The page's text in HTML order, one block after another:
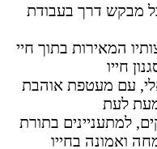
מבקש דרך בעבודת
המאירות בתוך חיי
חייו
עם מעטפת אוהבת
לעת
למתעניינים בתורת
ואמונה בחייו